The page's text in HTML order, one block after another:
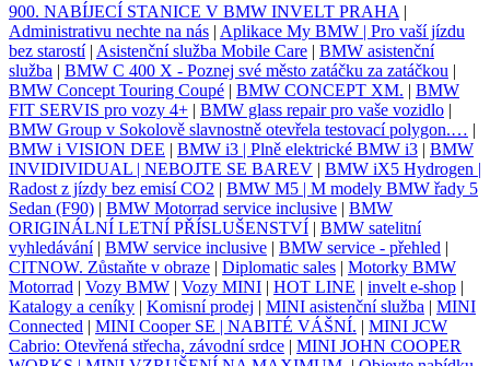
900. NABÍJECÍ STANICE V BMW INVELT PRAHA |
Administrativu nechte na nás | Aplikace My BMW | Pro vaší jízdu
bez starostí| Asistenční služba Mobile Care | BMW asistenční
služba | BMW C 400 X - Poznej své město zatáčku za zatáčkou |
BMW Concept Touring Coupé | BMW CONCEPT XM. | BMW
FIT SERVIS pro vozy 4+ | BMW glass repair pro vaše vozidlo |
BMW Group v Sokolově slavnostně otevřela testovací polygon.… |
BMW i VISION DEE | BMW i3 | Plně elektrické BMW i3 | BMW
INVIDIVIDUAL | NEBOJTE SE BAREV | BMW iX5 Hydrogen |
Radost z jízdy bez emisí CO2 | BMW M5 | M modely BMW řady 5
Sedan (F90) | BMW Motorrad service inclusive | BMW
ORIGINÁLNÍ LETNÍ PŘÍSLUŠENSTVÍ | BMW satelitní
vyhledávání| BMW service inclusive | BMW service - přehled |
CITNOW. Zůstaňte v obraze | Diplomatic sales | Motorky BMW
Motorrad | Vozy BMW | Vozy MINI | HOT LINE | invelt e-shop |
Katalogy a ceníky | Komisní prodej | MINI asistenční služba | MINI
Connected | MINI Cooper SE | NABITÉ VÁŠNÍ. | MINI JCW
Cabrio: Otevřená střecha, závodní srdce | MINI JOHN COOPER